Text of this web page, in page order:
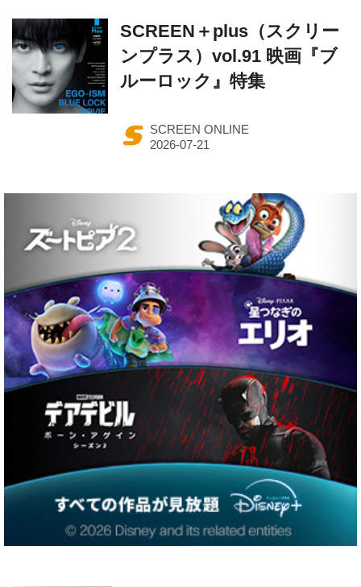
SCREEN＋plus（スクリー
ンプラス）vol.91 映画『ブ
ルーロック』特集
SCREEN ONLINE